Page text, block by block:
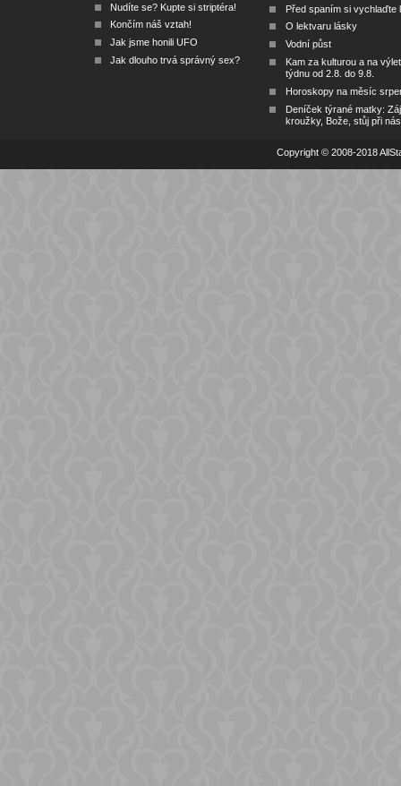
Nudíte se? Kupte si striptéra!
Končím náš vztah!
Jak jsme honili UFO
Jak dlouho trvá správný sex?
Před spaním si vychlaďte
O lektvaru lásky
Vodní půst
Kam za kulturou a na
týdnu od 2.8. do 9.8.
Horoskopy na měsíc
Deníček týrané matky:
kroužky, Bože, stůj při nás
Copyright © 2008-2018